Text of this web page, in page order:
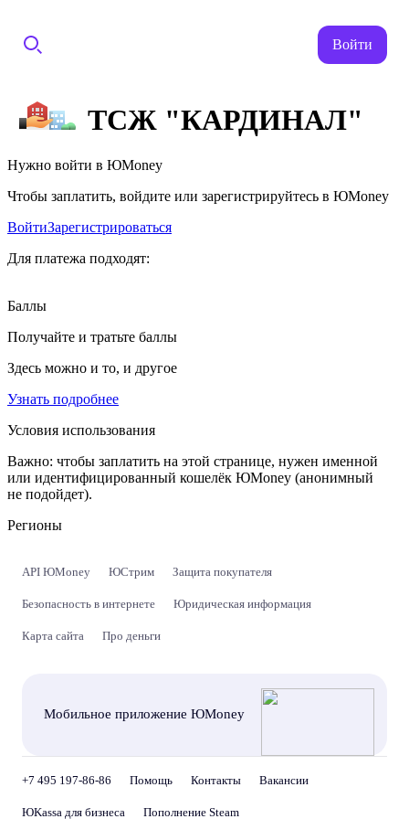
Войти
ТСЖ "КАРДИНАЛ"
Нужно войти в ЮMoney
Чтобы заплатить, войдите или зарегистрируйтесь в ЮMoney
ВойтиЗарегистрироваться
Для платежа подходят:
Баллы
Получайте и тратьте баллы
Здесь можно и то, и другое
Узнать подробнее
Условия использования
Важно: чтобы заплатить на этой странице, нужен именной
или идентифицированный кошелёк ЮMoney (анонимный
не подойдет).
Регионы
API ЮMoney ЮСтрим Защита покупателя
Безопасность в интернете Юридическая информация
Карта сайта Про деньги
Мобильное приложение ЮMoney
+7 495 197-86-86 Помощь Контакты Вакансии
ЮKassa для бизнеса Пополнение Steam